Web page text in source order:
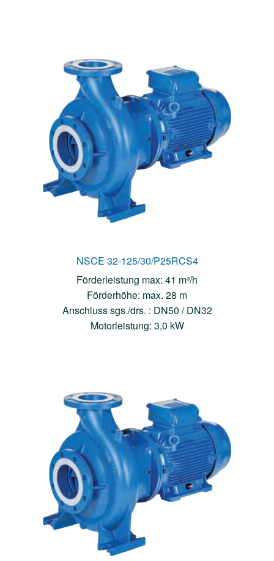
NSCE 32-125/30/P25RCS4
Förderleistung max: 41 m³/h
Förderhöhe: max. 28 m
Anschluss sgs./drs. : DN50 / DN32
Motorleistung: 3,0 kW